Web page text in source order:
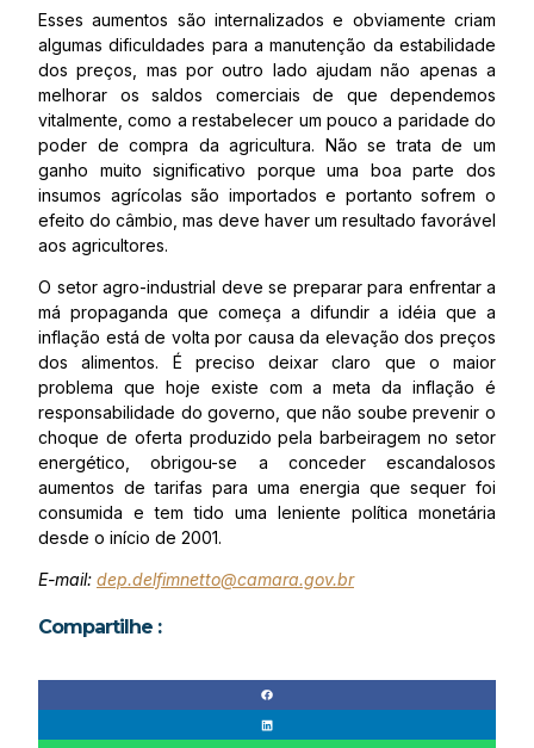
Esses aumentos são internalizados e obviamente criam
algumas dificuldades para a manutenção da estabilidade
dos preços, mas por outro lado ajudam não apenas a
melhorar os saldos comerciais de que dependemos
vitalmente, como a restabelecer um pouco a paridade do
poder de compra da agricultura. Não se trata de um
ganho muito significativo porque uma boa parte dos
insumos agrícolas são importados e portanto sofrem o
efeito do câmbio, mas deve haver um resultado favorável
aos agricultores.
O setor agro-industrial deve se preparar para enfrentar a
má propaganda que começa a difundir a idéia que a
inflação está de volta por causa da elevação dos preços
dos alimentos. É preciso deixar claro que o maior
problema que hoje existe com a meta da inflação é
responsabilidade do governo, que não soube prevenir o
choque de oferta produzido pela barbeiragem no setor
energético, obrigou-se a conceder escandalosos
aumentos de tarifas para uma energia que sequer foi
consumida e tem tido uma leniente política monetária
desde o início de 2001.
E-mail: dep.delfimnetto@camara.gov.br
Compartilhe :